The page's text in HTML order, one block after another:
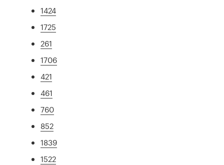
1424
1725
261
1706
421
461
760
852
1839
1522